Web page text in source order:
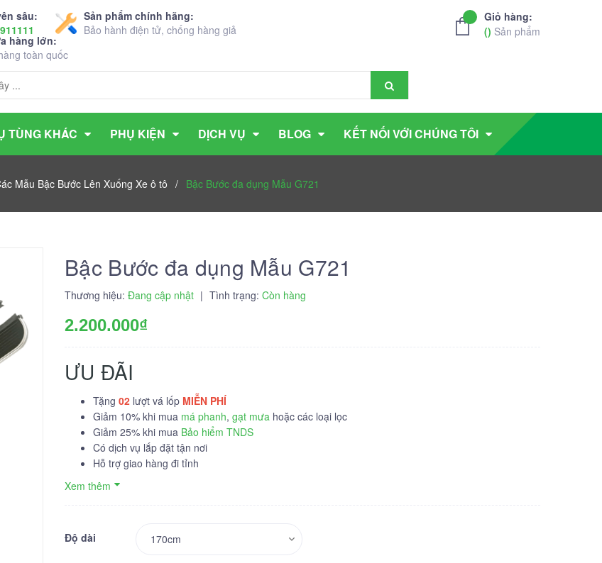
sâu:
Sản phẩm chính hãng:
Bảo hành điện tử, chống hàng giả
hàng lớn:
toàn quốc
Giỏ hàng:
() Sản phẩm
TÙNG KHÁC PHỤ KIỆN DỊCH VỤ BLOG KẾT NỐI VỚI CHÚNG TÔI
Mẫu Bậc Bước Lên Xuống Xe ô tô / Bậc Bước đa dụng Mẫu G721
Bậc Bước đa dụng Mẫu G721
Thương hiệu: Đang cập nhật | Tình trạng: Còn hàng
2.200.000₫
ƯU ĐÃI
Tặng 02 lượt vá lốp MIỄN PHÍ
Giảm 10% khi mua má phanh, gạt mưa hoặc các loại lọc
Giảm 25% khi mua Bảo hiểm TNDS
Có dịch vụ lắp đặt tận nơi
Hỗ trợ giao hàng đi tỉnh
Xem thêm
Độ dài